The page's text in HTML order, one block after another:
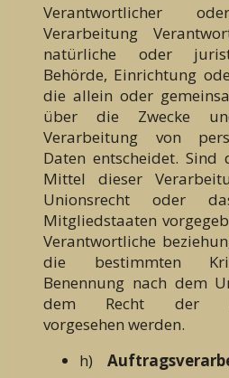
Verantwortlicher
Verarbeitung
natürliche oder
Behörde, Einrichtung
die allein oder
über die Zwecke
Verarbeitung von
Daten entscheidet. Sind
Mittel dieser
Unionsrecht oder
Mitgliedstaaten
Verantwortliche
die bestimmten
Benennung nach dem
dem Recht der
vorgesehen werden.
h)